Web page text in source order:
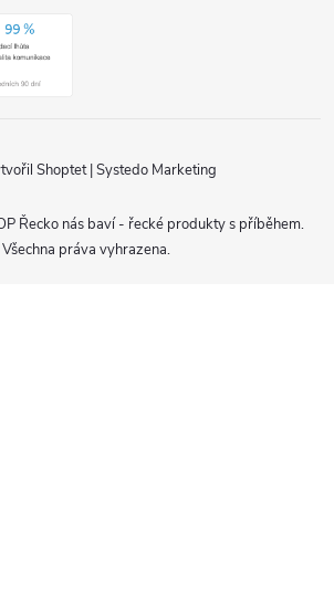
Shoptet|Systedo Marketing
Řecko nás baví - řecké produkty s příběhem.
Všechna práva vyhrazena.